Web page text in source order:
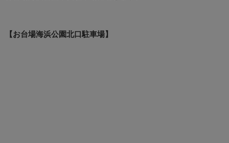
【お台場海浜公園北口駐車場】